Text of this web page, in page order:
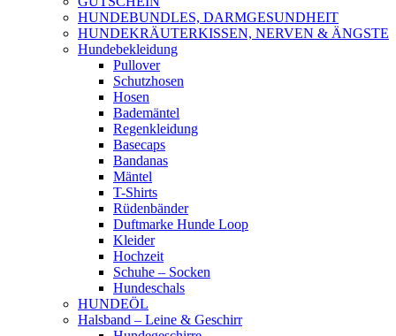
HUNDEBUNDLES, DARMGESUNDHEIT
HUNDEKRÄUTERKISSEN, NERVEN & ÄNGSTE
Hundebekleidung
Pullover
Schutzhosen
Hosen
Bademäntel
Regenkleidung
Basecaps
Bandanas
Mäntel
T-Shirts
Rüdenbänder
Duftmarke Hunde Loop
Kleider
Hochzeit
Schuhe – Socken
Hundeschals
HUNDEÖL
Halsband – Leine & Geschirr